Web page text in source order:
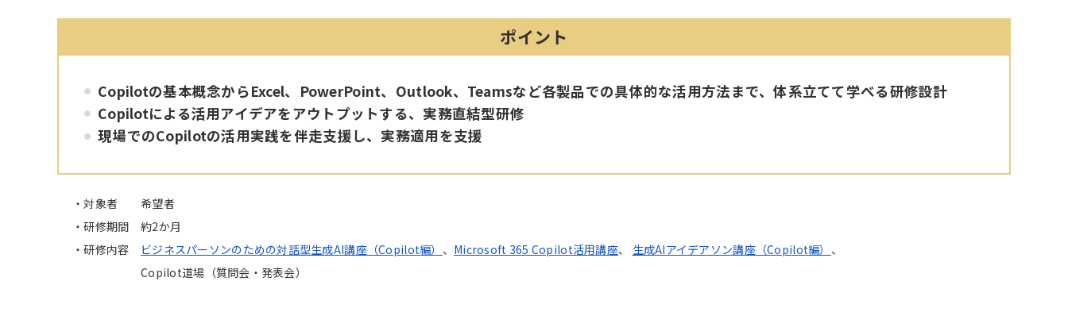
ポイント
Copilotの基本概念からExcel、PowerPoint、Outlook、Teamsなど各製品での具体的な活用方法まで、体系立てて学べる研修設計
Copilotによる活用アイデアをアウトプットする、実務直結型研修
現場でのCopilotの活用実践を伴走支援し、実務適用を支援
対象者
希望者
研修期間
約2か月
研修内容
ビジネスパーソンのための対話型生成AI講座（Copilot編） 、 Microsoft 365 Copilot活用講座、 生成AIアイデアソン講座（Copilot編） 、
Copilot道場（質問会・発表会）